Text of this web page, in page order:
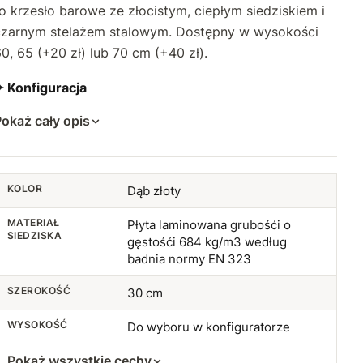
krzesło barowe ze złocistym, ciepłym siedziskiem i
stelażem stalowym. Dostępny w wysokości
65 (+20 zł) lub 70 cm (+40 zł).
Konfiguracja
cały opis
KOLOR Dąb złoty
MATERIAŁ
SIEDZISKA
Płyta laminowana grubośći o
gęstośći 684 kg/m3 według
badnia normy EN 323
SZEROKOŚĆ 30 cm
WYSOKOŚĆ Do wyboru w konfiguratorze